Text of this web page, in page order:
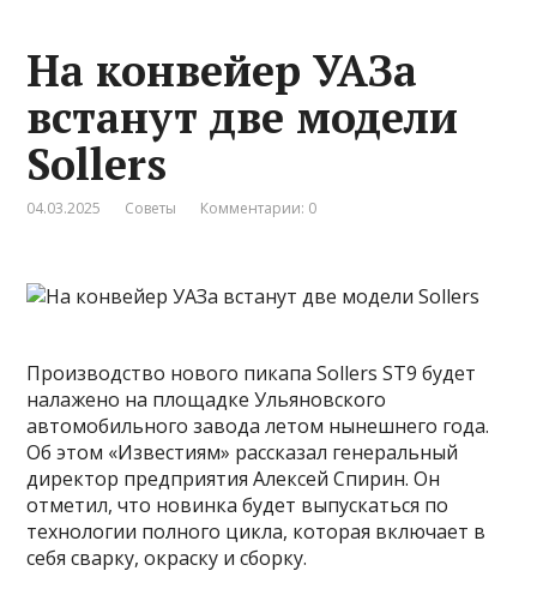
На конвейер УАЗа
встанут две модели
Sollers
04.03.2025 Советы Комментарии: 0
Производство нового пикапа Sollers ST9 будет
налажено на площадке Ульяновского
автомобильного завода летом нынешнего года.
Об этом «Известиям» рассказал генеральный
директор предприятия Алексей Спирин. Он
отметил, что новинка будет выпускаться по
технологии полного цикла, которая включает в
себя сварку, окраску и сборку.